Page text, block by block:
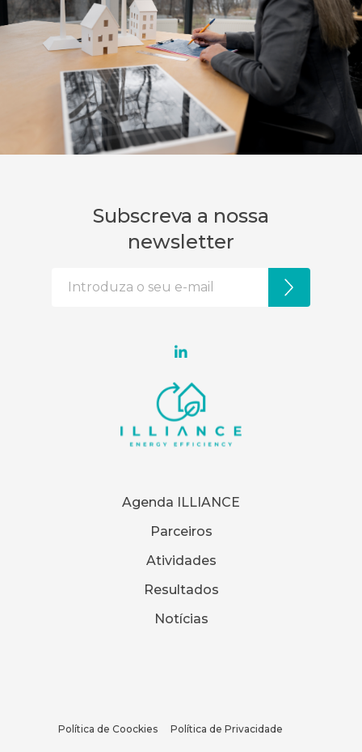
Agenda ILLIANCE
Parceiros
Atividades
Resultados
Notícias
Política de Coockies Política de Privacidade
Subscreva a nossa
newsletter